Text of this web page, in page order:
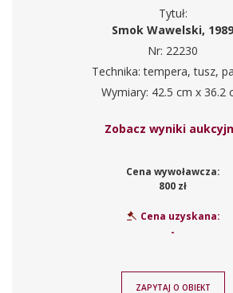
Tytuł:
Smok Wawelski, 1989
Nr: 22230
Technika: tempera, tusz,
Wymiary: 42.5 cm x 36.2
Zobacz wyniki
Cena wywoławcza:
800 zł
Cena uzyskana:
-
ZAPYTAJ O OBIEKT